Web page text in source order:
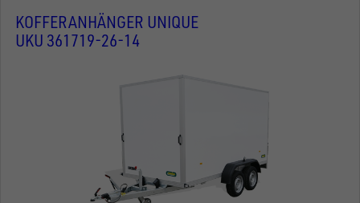
KOFFERANHÄNGER UNIQUE
UKU 361719-26-14